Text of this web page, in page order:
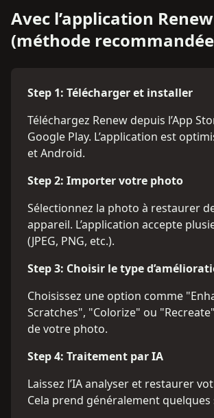
Avec l’application Renew
(méthode
Step 1: Télécharger et installer
Téléchargez Renew depuis l’App
Google Play. L’application est
et Android.
Step2: Importer votre photo
Sélectionnez la photo à restaurer
appareil. L’application accepte
(JPEG, PNG, etc.).
Step3: Choisir le type
Choisissez une option comme
Scratches", "Colorize" ou
de votre photo.
Step4: Traitement par IA
Laissez l’IA analyser et restaurer
Cela prend généralement quelques